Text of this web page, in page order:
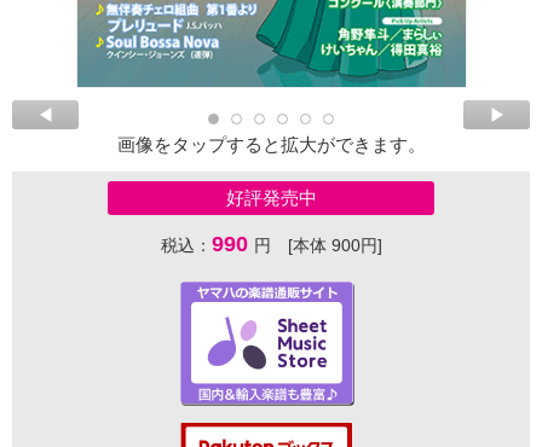
画像をタップすると拡大ができます。
好評発売中
税込： 990 円 [本体 900円]